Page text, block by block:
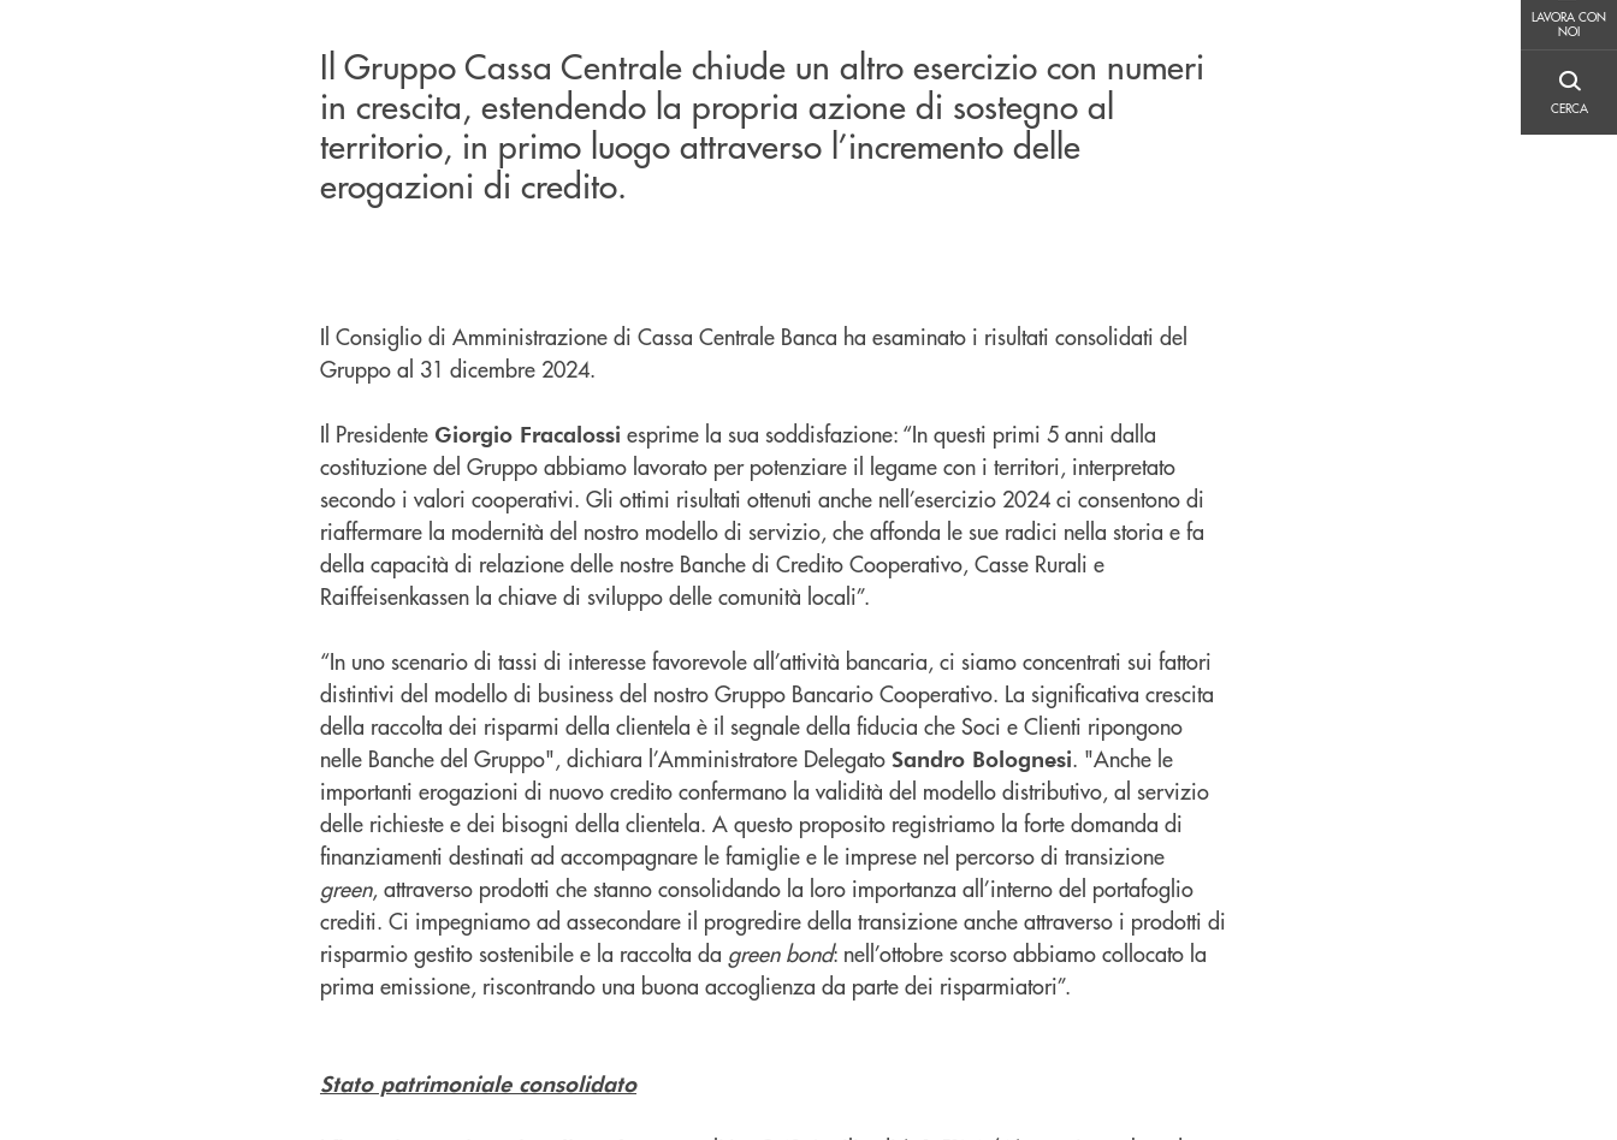
LAVORA CON
NOI
CERCA
Il Gruppo Cassa Centrale chiude un altro esercizio con numeri
in crescita, estendendo la propria azione di sostegno al
territorio, in primo luogo attraverso l’incremento delle
erogazioni di credito.
Il Consiglio di Amministrazione di Cassa Centrale Banca ha esaminato i risultati consolidati del
Gruppo al 31 dicembre 2024.
Il Presidente Giorgio Fracalossi esprime la sua soddisfazione: “In questi primi 5 anni dalla
costituzione del Gruppo abbiamo lavorato per potenziare il legame con i territori, interpretato
secondo i valori cooperativi. Gli ottimi risultati ottenuti anche nell’esercizio 2024 ci consentono di
riaffermare la modernità del nostro modello di servizio, che affonda le sue radici nella storia e fa
della capacità di relazione delle nostre Banche di Credito Cooperativo, Casse Rurali e
Raiffeisenkassen la chiave di sviluppo delle comunità locali”.
“In uno scenario di tassi di interesse favorevole all’attività bancaria, ci siamo concentrati sui fattori
distintivi del modello di business del nostro Gruppo Bancario Cooperativo. La significativa crescita
della raccolta dei risparmi della clientela è il segnale della fiducia che Soci e Clienti ripongono
nelle Banche del Gruppo", dichiara l’Amministratore Delegato Sandro Bolognesi. "Anche le
importanti erogazioni di nuovo credito confermano la validità del modello distributivo, al servizio
delle richieste e dei bisogni della clientela. A questo proposito registriamo la forte domanda di
finanziamenti destinati ad accompagnare le famiglie e le imprese nel percorso di transizione
green, attraverso prodotti che stanno consolidando la loro importanza all’interno del portafoglio
crediti. Ci impegniamo ad assecondare il progredire della transizione anche attraverso i prodotti di
risparmio gestito sostenibile e la raccolta da green bond: nell’ottobre scorso abbiamo collocato la
prima emissione, riscontrando una buona accoglienza da parte dei risparmiatori”.
Stato patrimoniale consolidato